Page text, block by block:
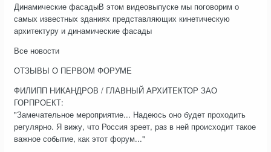
Динамические фасадыВ этом видеовыпуске мы поговорим о
самых известных зданиях представляющих кинетическую
архитектуру и динамические фасады
Все новости
ОТЗЫВЫ О ПЕРВОМ ФОРУМЕ
ФИЛИПП НИКАНДРОВ / ГЛАВНЫЙ АРХИТЕКТОР ЗАО
ГОРПРОЕКТ:
"Замечательное мероприятие... Надеюсь оно будет проходить
регулярно. Я вижу, что Россия зреет, раз в ней происходит такое
важное событие, как этот форум..."